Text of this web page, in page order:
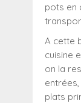
pots en
A cette
cuisine
on la
plats